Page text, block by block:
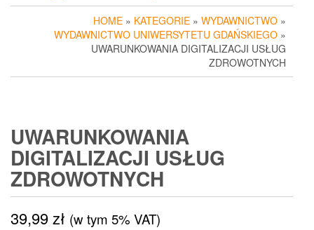
HOME » KATEGORIE » WYDAWNICTWO »
WYDAWNICTWO UNIWERSYTETU GDAŃSKIEGO »
UWARUNKOWANIA DIGITALIZACJI USŁUG
ZDROWOTNYCH
UWARUNKOWANIA
DIGITALIZACJI USŁUG
ZDROWOTNYCH
39,99zł (w tym 5% VAT)